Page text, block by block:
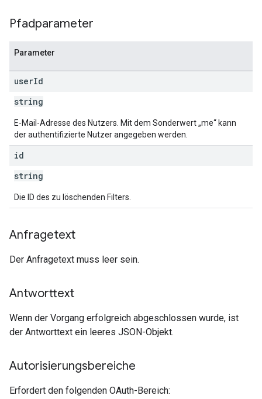
Pfadparameter
Parameter
userId
string
E-Mail-Adresse des Nutzers. Mit dem Sonderwert „me“ kann
der authentifizierte Nutzer angegeben werden.
id
string
Die ID des zu löschenden Filters.
Anfragetext
Der Anfragetext muss leer sein.
Antworttext
Wenn der Vorgang erfolgreich abgeschlossen wurde, ist
der Antworttext ein leeres JSON-Objekt.
Autorisierungsbereiche
Erfordert den folgenden OAuth-Bereich: